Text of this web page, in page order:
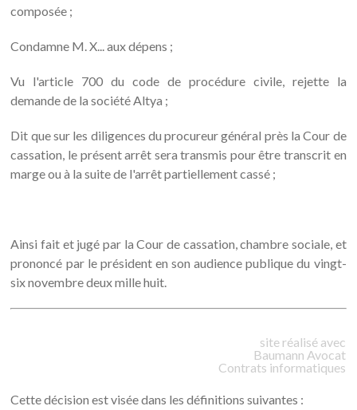
composée ;
Condamne M. X... aux dépens ;
Vu l'article 700 du code de procédure civile, rejette la
demande de la société Altya ;
Dit que sur les diligences du procureur général près la Cour de
cassation, le présent arrêt sera transmis pour être transcrit en
marge ou à la suite de l'arrêt partiellement cassé ;
Ainsi fait et jugé par la Cour de cassation, chambre sociale, et
prononcé par le président en son audience publique du vingt-
six novembre deux mille huit.
site réalisé avec
Baumann Avocat
Contrats informatiques
Cette décision est visée dans les définitions suivantes :